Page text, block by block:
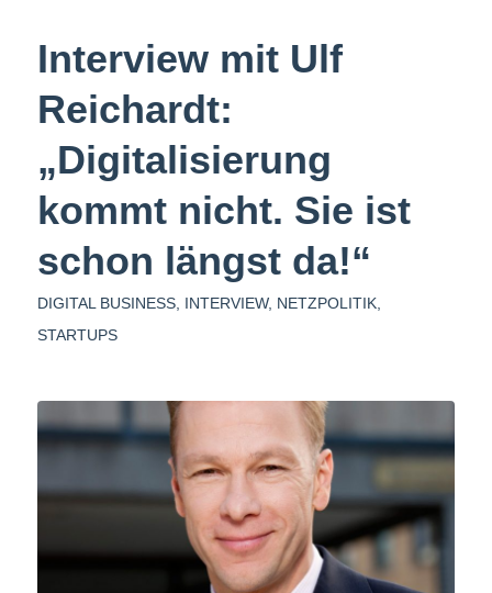
Interview mit Ulf
Reichardt:
„Digitalisierung
kommt nicht. Sie ist
schon längst da!“
DIGITAL BUSINESS, INTERVIEW, NETZPOLITIK,
STARTUPS